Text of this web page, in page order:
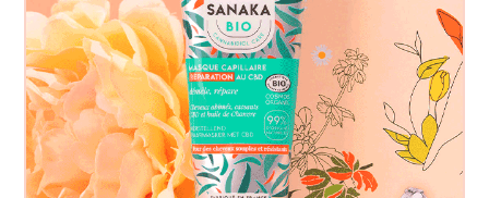
75ml - 4.99€
EN SAVOIR PLUS